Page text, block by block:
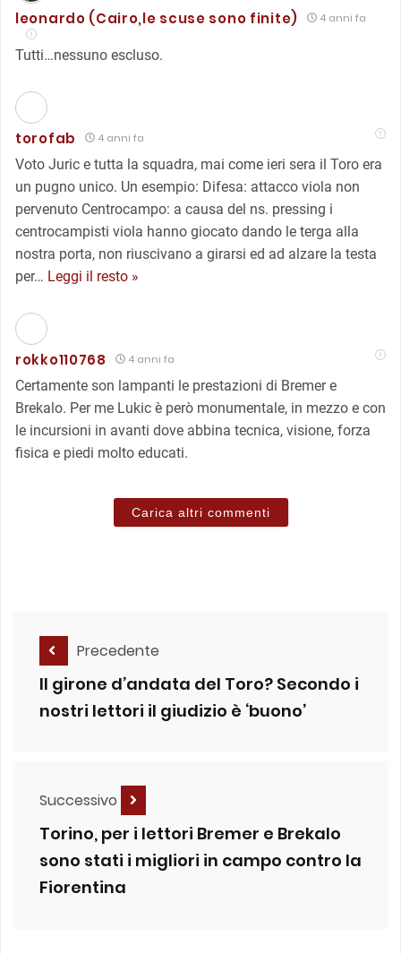
leonardo (Cairo,le scuse sono finite) 4 anni fa
Tutti…nessuno escluso.
torofab 4 anni fa
Voto Juric e tutta la squadra, mai come ieri sera il Toro era
un pugno unico. Un esempio: Difesa: attacco viola non
pervenuto Centrocampo: a causa del ns. pressing i
centrocampisti viola hanno giocato dando le terga alla
nostra porta, non riuscivano a girarsi ed ad alzare la testa
per… Leggi il resto »
rokko110768 4 anni fa
Certamente son lampanti le prestazioni di Bremer e
Brekalo. Per me Lukic è però monumentale, in mezzo e con
le incursioni in avanti dove abbina tecnica, visione, forza
fisica e piedi molto educati.
Carica altri commenti
Precedente
Il girone d’andata del Toro? Secondo i
nostri lettori il giudizio è ‘buono’
Successivo
Torino, per i lettori Bremer e Brekalo
sono stati i migliori in campo contro la
Fiorentina